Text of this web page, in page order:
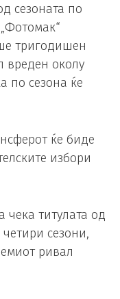
сезоната по
тригодишен
вреден околу
по сезона ќе
ќе биде
избори
чека титулата од
сезони,
ривал